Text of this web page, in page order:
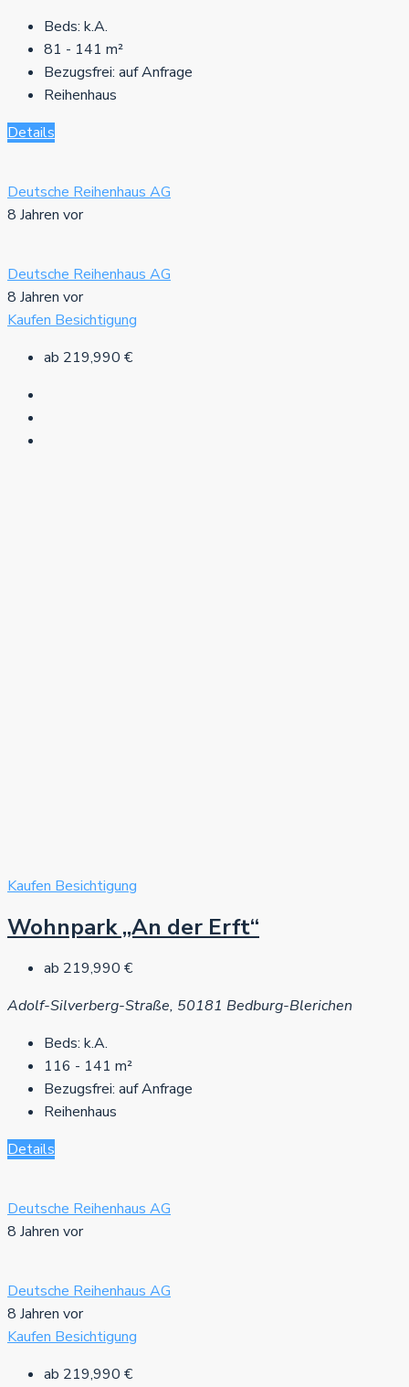
Beds: k.A.
81 - 141 m²
Bezugsfrei: auf Anfrage
Reihenhaus
Details
Deutsche Reihenhaus AG
8 Jahren vor
Deutsche Reihenhaus AG
8 Jahren vor
Kaufen Besichtigung
ab 219,990 €
Kaufen Besichtigung
Wohnpark „An der Erft“
ab 219,990 €
Adolf-Silverberg-Straße, 50181 Bedburg-Blerichen
Beds: k.A.
116 - 141 m²
Bezugsfrei: auf Anfrage
Reihenhaus
Details
Deutsche Reihenhaus AG
8 Jahren vor
Deutsche Reihenhaus AG
8 Jahren vor
Kaufen Besichtigung
ab 219,990 €